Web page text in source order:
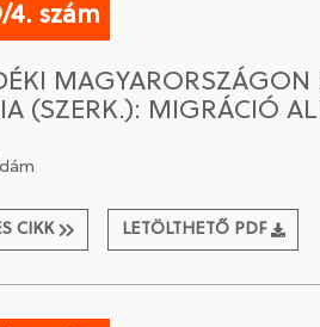
4. szám
(SZERK.): MIGRÁCIÓ
CIKK LETÖLTHETŐ PDF